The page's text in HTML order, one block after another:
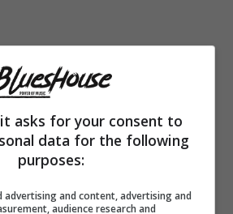
asks for your consent to
data for the following
purposes:
advertising and content, advertising and
audience research and